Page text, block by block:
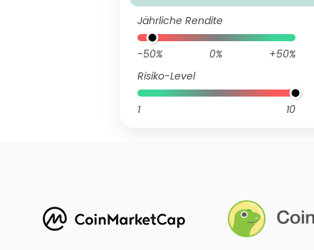
Jährliche Rendite
-50% 0%
+50%
Risiko-Level
1 10